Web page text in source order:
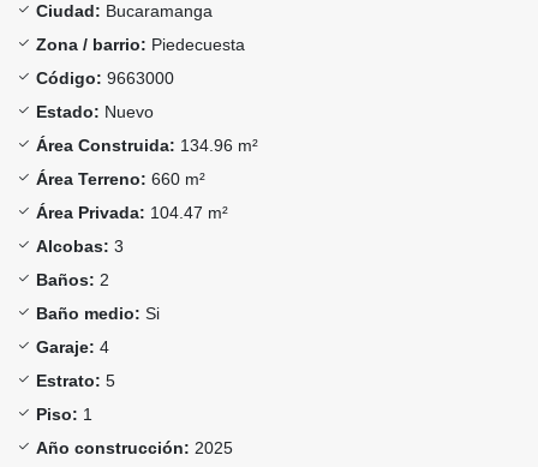
Ciudad: Bucaramanga
Zona / barrio: Piedecuesta
Código: 9663000
Estado: Nuevo
Área Construida: 134.96 m²
Área Terreno: 660 m²
Área Privada: 104.47 m²
Alcobas: 3
Baños: 2
Baño medio: Si
Garaje: 4
Estrato: 5
Piso: 1
Año construcción: 2025